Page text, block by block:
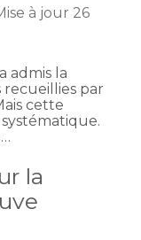
à jour 26
admis la
par
cette
la